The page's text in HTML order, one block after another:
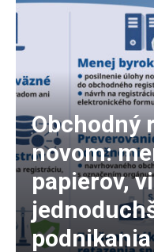
Obchodný
novom:
papierov,